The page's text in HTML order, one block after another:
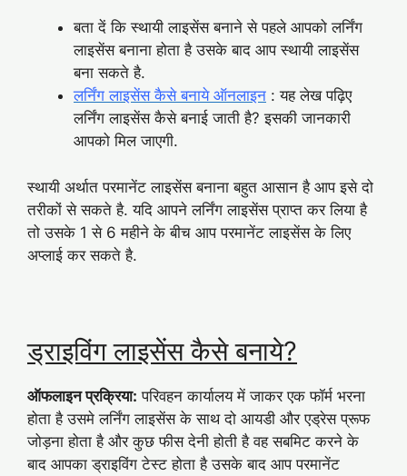
बता दें कि स्थायी लाइसेंस बनाने से पहले आपको लर्निंग
लाइसेंस बनाना होता है उसके बाद आप स्थायी लाइसेंस
बना सकते है.
लर्निंग लाइसेंस कैसे बनाये ऑनलाइन : यह लेख पढ़िए
लर्निंग लाइसेंस कैसे बनाई जाती है? इसकी जानकारी
आपको मिल जाएगी.
स्थायी अर्थात परमानेंट लाइसेंस बनाना बहुत आसान है आप इसे दो
तरीकों से सकते है. यदि आपने लर्निंग लाइसेंस प्राप्त कर लिया है
तो उसके 1 से 6 महीने के बीच आप परमानेंट लाइसेंस के लिए
अप्लाई कर सकते है.
ड्राइविंग लाइसेंस कैसे बनाये?
ऑफलाइन प्रक्रिया: परिवहन कार्यालय में जाकर एक फॉर्म भरना
होता है उसमे लर्निंग लाइसेंस के साथ दो आयडी और एड्रेस प्रूफ
जोड़ना होता है और कुछ फीस देनी होती है वह सबमिट करने के
बाद आपका ड्राइविंग टेस्ट होता है उसके बाद आप परमानेंट